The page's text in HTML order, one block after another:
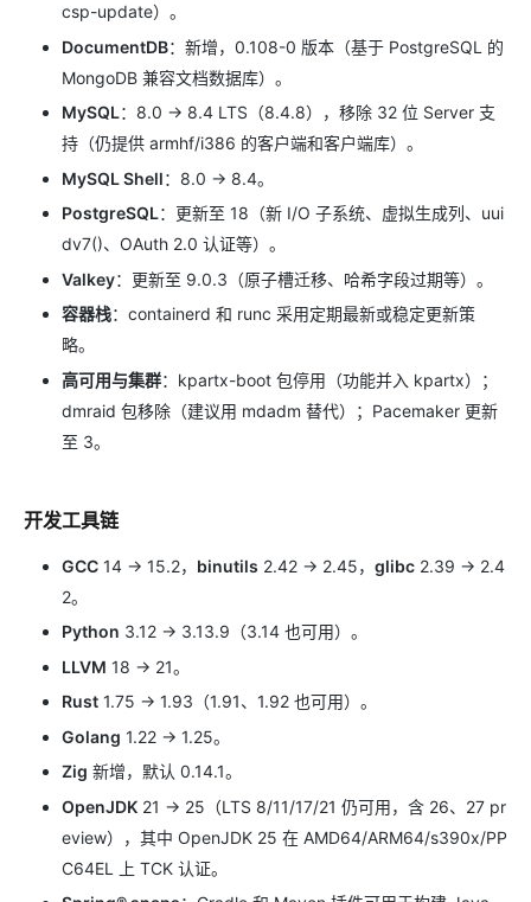
csp-update）。
DocumentDB：新增，0.108-0 版本（基于 PostgreSQL 的
MongoDB 兼容文档数据库）。
MySQL：8.0 → 8.4 LTS（8.4.8），移除 32 位 Server 支
持（仍提供 armhf/i386 的客户端和客户端库）。
MySQL Shell：8.0 → 8.4。
PostgreSQL：更新至 18（新 I/O 子系统、虚拟生成列、uui
dv7()、OAuth 2.0 认证等）。
Valkey：更新至 9.0.3（原子槽迁移、哈希字段过期等）。
容器栈：containerd 和 runc 采用定期最新或稳定更新策
略。
高可用与集群：kpartx-boot 包停用（功能并入 kpartx）；
dmraid 包移除（建议用 mdadm 替代）；Pacemaker 更新
至 3。
开发工具链
GCC 14 → 15.2， binutils 2.42 → 2.45， glibc 2.39 → 2.4
2。
Python 3.12 → 3.13.9（3.14 也可用）。
LLVM 18 → 21。
Rust 1.75 → 1.93（1.91、1.92 也可用）。
Golang 1.22 → 1.25。
Zig 新增，默认 0.14.1。
OpenJDK 21 → 25（LTS 8/11/17/21 仍可用，含 26、27 pr
eview），其中 OpenJDK 25 在 AMD64/ARM64/s390x/PP
C64EL 上 TCK 认证。